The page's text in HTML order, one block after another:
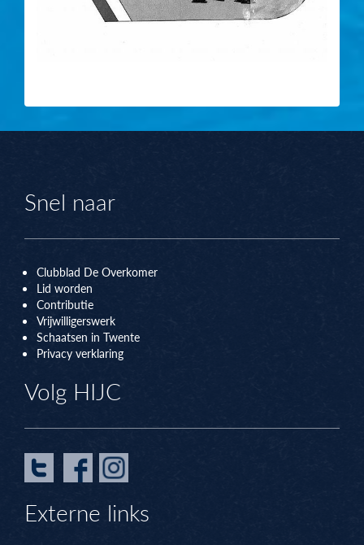
Snel naar
Clubblad De Overkomer
Lid worden
Contributie
Vrijwilligerswerk
Schaatsen in Twente
Privacy verklaring
Volg HIJC
Externe links